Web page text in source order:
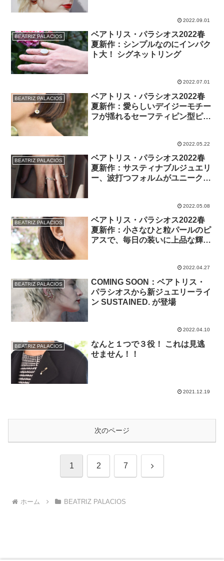
2022.09.01
BEATRIZ PALACIOS
ベアトリス・パラシオス2022春
夏新作：シンプルなのにインパク
ト大！ シグネットリング
2022.07.01
BEATRIZ PALACIOS
ベアトリス・パラシオス2022春
夏新作：愛らしいデイジーモチー
フが揺れるセーフティピン型ピア
2022.05.22
BEATRIZ PALACIOS
ベアトリス・パラシオス2022春
夏新作：サスティナブルジュエリ
ー、波打つフォルムがユニークな
2022.05.08
BEATRIZ PALACIOS
ベアトリス・パラシオス2022春
夏新作：小さなひと粒パールのピ
アスで、毎日の装いに上品な輝き
2022.04.27
BEATRIZ PALACIOS
COMING SOON：ベアトリス・
パラシオスから新ジュエリーライ
ン SUSTAINED. が登場
2022.04.10
BEATRIZ PALACIOS
なんと１つで３役！ これは見逃
せません！！
2021.12.19
次のページ
1 2 7 次
ホーム BEATRIZ PALACIOS